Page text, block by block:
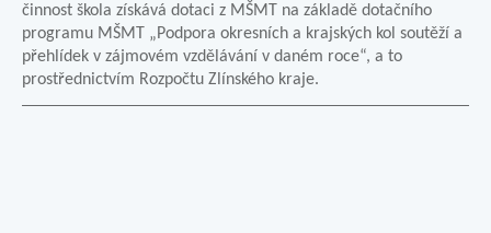
činnost škola získává dotaci z MŠMT na základě dotačního
programu MŠMT „Podpora okresních a krajských kol soutěží a
přehlídek v zájmovém vzdělávání v daném roce“, a to
prostřednictvím Rozpočtu Zlínského kraje.